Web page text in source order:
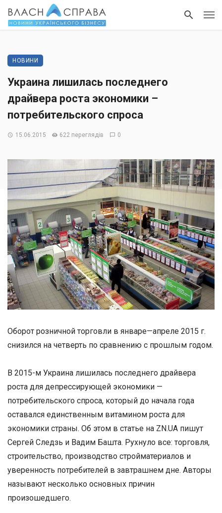
НОВИНИ
Украина лишилась последнего
драйвера роста экономики –
потребительского спроса
15.06.2015 622 переглядів 0
Оборот розничной торговли в январе—апреле 2015 г.
снизился на четверть по сравнению с прошлым годом.
В 2015-м Украина лишилась последнего драйвера
роста для депрессирующей экономики —
потребительского спроса, который до начала года
оставался единственным витамином роста для
экономики страны. Об этом в статье на ZN.UA пишут
Сергей Следзь и Вадим Башта. Рухнуло все: торговля,
строительство, производство стройматериалов и
уверенность потребителей в завтрашнем дне. Авторы
называют несколько основных причин
произошедшего.